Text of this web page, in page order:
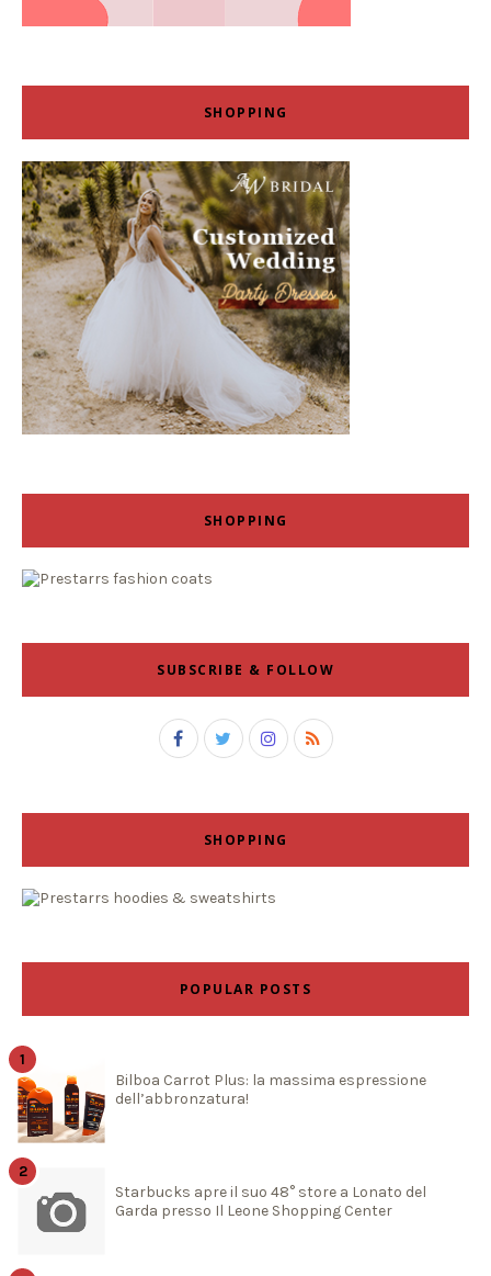
SHOPPING
SHOPPING
SUBSCRIBE & FOLLOW
SHOPPING
POPULAR POSTS
Bilboa Carrot Plus: la massima espressione
dell’abbronzatura!
Starbucks apre il suo 48° store a Lonato del
Garda presso Il Leone Shopping Center